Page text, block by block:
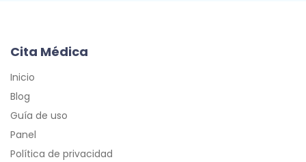
Cita Médica
Inicio
Blog
Guía de uso
Panel
Política de privacidad